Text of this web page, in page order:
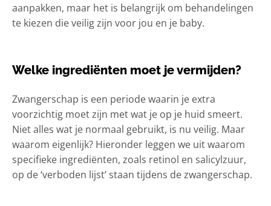
aanpakken, maar het is belangrijk om behandelingen
te kiezen die veilig zijn voor jou en je baby.​
Welke ingrediënten moet je vermijden?
Zwangerschap is een periode waarin je extra
voorzichtig moet zijn met wat je op je huid smeert.
Niet alles wat je normaal gebruikt, is nu veilig. Maar
waarom eigenlijk? Hieronder leggen we uit waarom
specifieke ingrediënten, zoals retinol en salicylzuur,
op de ‘verboden lijst’ staan tijdens de zwangerschap.